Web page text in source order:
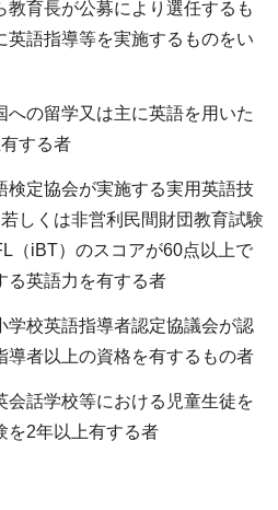
教育長が公募により選任するも
英語指導等を実施するものをい
の留学又は主に英語を用いた
する者
定協会が実施する実用英語技
しくは非営利民間財団教育試験
（iBT）のスコアが60点以上で
る英語力を有する者
校英語指導者認定協議会が認
導者以上の資格を有するもの者
話学校等における児童生徒を
を2年以上有する者